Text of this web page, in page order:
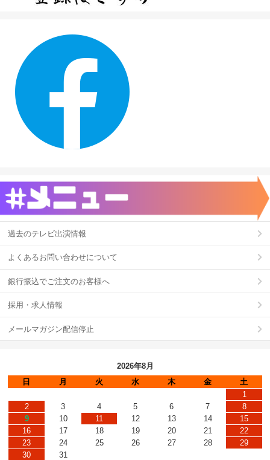
過去のテレビ出演情報
よくあるお問い合わせについて
銀行振込でご注文のお客様へ
採用・求人情報
メールマガジン配信停止
2026年8月
日
月 火 水 木 金
土
1
2
3 4 5 6 7
8
9
10 11 12 13 14
15
16
17 18 19 20 21
22
23
24 25 26 27 28
29
30
31